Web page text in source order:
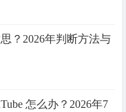
？2026年判断方法与
怎么办？2026年7